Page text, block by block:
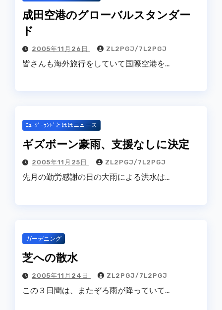
成田空港のグローバルスタンダー
ド
2005年11月26日 ZL2PGJ/7L2PGJ
皆さんも海外旅行をしていて国際空港を…
ﾆｭｰｼﾞｰﾗﾝﾄﾞとほほニュース
ギズボーン豪雨、支援なしに決定
2005年11月25日 ZL2PGJ/7L2PGJ
先月の勤労感謝の日の大雨による洪水は…
ガーデニング
芝への散水
2005年11月24日 ZL2PGJ/7L2PGJ
この３日間は、またぞろ雨が降っていて…